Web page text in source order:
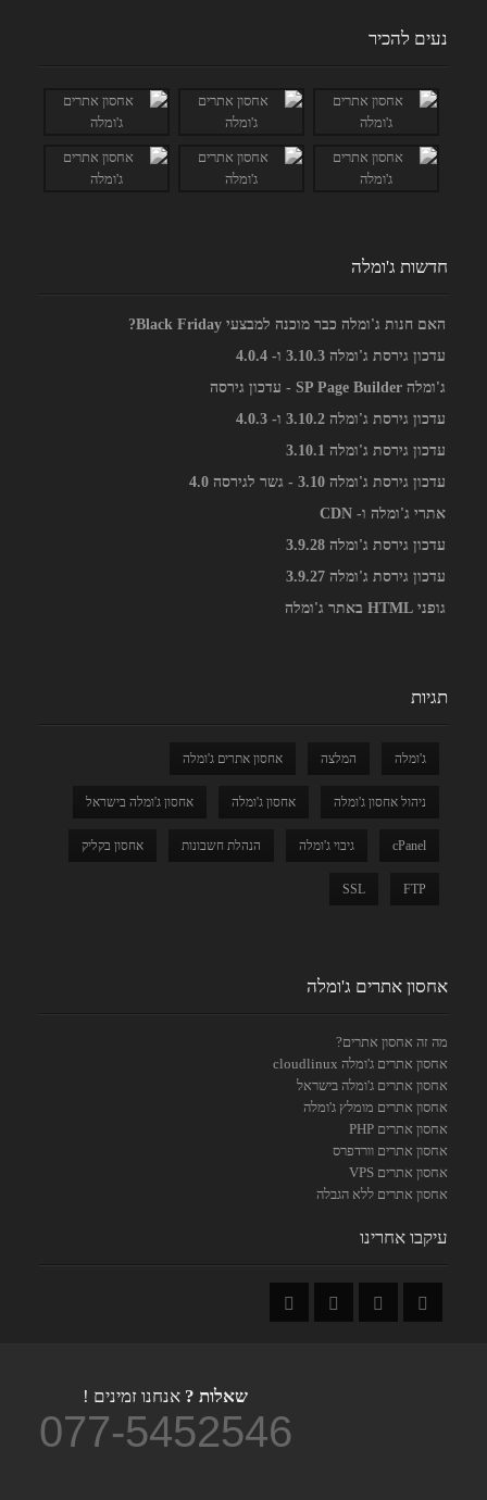
נעים להכיר
חדשות ג'ומלה
האם חנות ג'ומלה כבר מוכנה למבצעי Black Friday?
עדכון גירסת ג'ומלה 3.10.3 ו- 4.0.4
ג'ומלה SP Page Builder - עדכון גירסה
עדכון גירסת ג'ומלה 3.10.2 ו- 4.0.3
עדכון גירסת ג'ומלה 3.10.1
עדכון גירסת ג'ומלה 3.10 - גשר לגירסה 4.0
אתרי ג'ומלה ו- CDN
עדכון גירסת ג'ומלה 3.9.28
עדכון גירסת ג'ומלה 3.9.27
גופני HTML באתר ג'ומלה
תגיות
ג'ומלה המלצה אחסון אתרים ג'ומלה
ניהול אחסון ג'ומלה אחסון ג'ומלה אחסון ג'ומלה בישראל
cPanel גיבוי ג'ומלה הנהלת חשבונות אחסון בקליק
FTP
SSL
אחסון אתרים ג'ומלה
מה זה אחסון אתרים?
אחסון אתרים ג'ומלה cloudlinux
אחסון אתרים ג'ומלה בישראל
אחסון אתרים מומלץ ג'ומלה
אחסון אתרים PHP
אחסון אתרים וורדפרס
אחסון אתרים VPS
אחסון אתרים ללא הגבלה
עיקבו אחרינו
שאלות ? אנחנו זמינים !
077-5452546